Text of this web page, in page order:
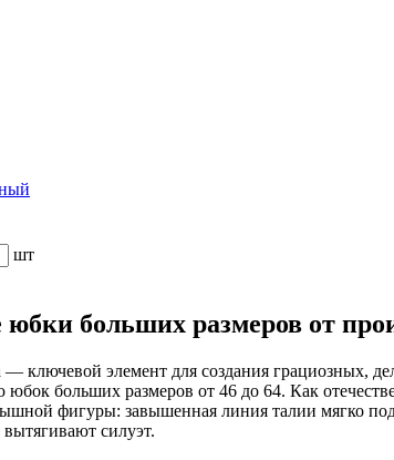
шт
больших размеров от
ключевой элемент для создания грациозных,
больших размеров от 46 до 64. Как
фигуры: завышенная линия талии мягко
силуэт.